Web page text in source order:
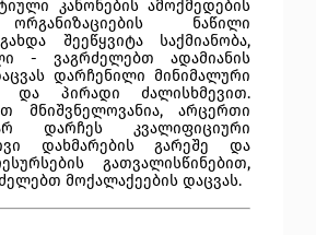
კანონების ამოქმედების
ნაწილი
შეეწყვიტა საქმიანობა,
- ვაგრძელებთ ადამიანის
დარჩენილი მინიმალური
და პირადი ძალისხმევით.
მნიშვნელოვანია, არცერთი
დარჩეს კვალიფიციური
დახმარების გარეშე და
გათვალისწინებით,
მოქალაქეების დაცვას.